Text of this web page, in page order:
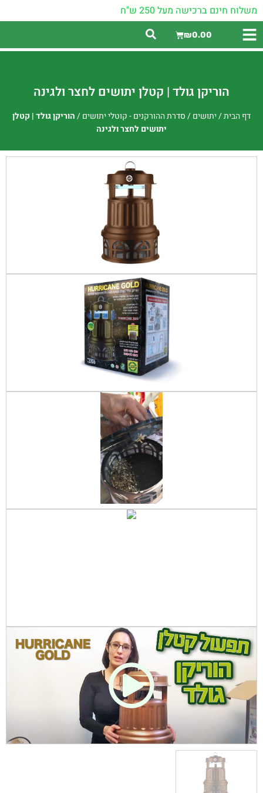
משלוח חינם ברכישה מעל 250 ש"ח
₪0.00
הוריקן גולד | קטלן יתושים לחצר ולגינה
דף הבית/יתושים/סדרת ההורקנים - קוטלי יתושים/הוריקן גולד | קטלן
יתושים לחצר ולגינה